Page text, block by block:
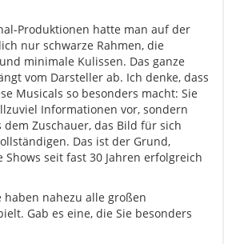
Produktionen hatte man auf der
nur schwarze Rahmen, die
minimale Kulissen. Das ganze
vom Darsteller ab. Ich denke, dass
Musicals so besonders macht: Sie
Informationen vor, sondern
dem Zuschauer, das Bild für sich
Das ist der Grund,
Shows seit fast 30 Jahren erfolgreich
haben nahezu alle großen
Gab es eine, die Sie besonders